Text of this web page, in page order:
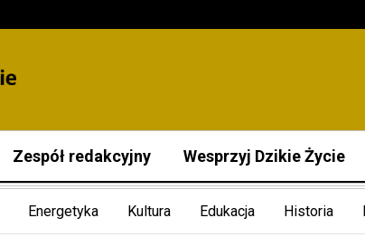
Zespół redakcyjny Wesprzyj Dzikie Życie
Energetyka Kultura Edukacja Historia